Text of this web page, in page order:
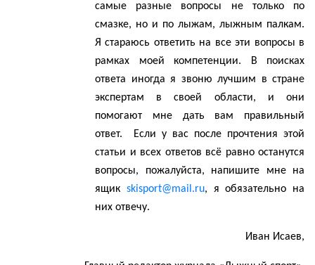
самые разные вопросы не только по
смазке, но и по лыжам, лыжным палкам.
Я стараюсь ответить на все эти вопросы в
рамках моей компетенции. В поисках
ответа иногда я звоню лучшим в стране
экспертам в своей области, и они
помогают мне дать вам правильный
ответ.
Если у вас после прочтения этой
статьи и всех ответов всё равно останутся
вопросы, пожалуйста, напишите мне на
ящик skisport@mail .ru, я обязательно на
них отвечу.
Иван Исаев,